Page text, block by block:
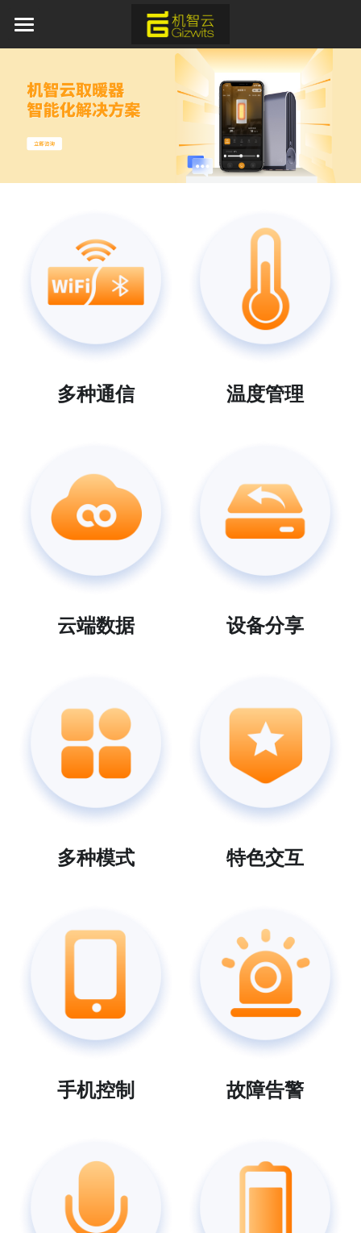
AI 产品与服务
模组硬件
AI离线语音识别解决方案
取暖器智能化解决方案
加湿器智能化解决方案
水族灯智能化解决方案
鱼缸水泵智能化解决方案
厨房电器智能化解决方案
变频器智能化解决方案
无人自助设备解决方案
工业物联网
IoT新能源
新闻资讯
关于我们
开发者中心
搜索
多种通信 温度管理
云端数据 设备分享
多种模式 特色交互
手机控制 故障告警
博客分类
活动资讯
行业资讯